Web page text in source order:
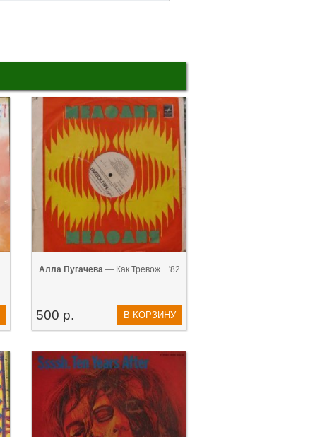
Алла Пугачева— Как Тревож... '82
500 р. В КОРЗИНУ